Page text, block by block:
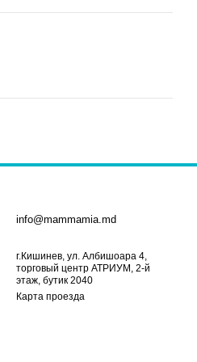
info@mammamia.md
г.Кишинев, ул. Албишоара 4,
торговый центр АТРИУМ, 2-й
этаж, бутик 2040
Карта проезда